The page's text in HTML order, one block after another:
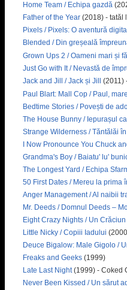
Home Team / Echipa gazdă
Father of the Year (2018) - tatăl
Pixels / Pixels: O aventură
Blended / Din greșeală
Grown Ups 2 / Oameni mari și
Just Go with It / Nevastă de
Jack and Jill / Jack și Jill
(2011)
Paul Blart: Mall Cop / Paul,
Bedtime Stories / Povești de
The House Bunny / Iepurașul
Strange Wilderness / Tăntălăi
I Now Pronounce You Chuck
Grandma's Boy / Baiatu' lu'
The Longest Yard / Echipa
50 First Dates / Mereu la prima
Anger Management / Al naibii
Mr. Deeds / Domnul Deeds –
Eight Crazy Nights / Un
Little Nicky / Copiii Iadului
Deuce Bigalow: Male Gigolo /
Freaks and Geeks (1999)
Late Last Night (1999) - Coked
Never Been Kissed / Un sărut